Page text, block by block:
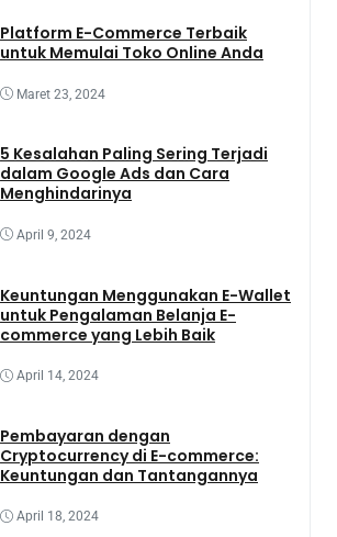
Platform E-Commerce Terbaik
untuk Memulai Toko Online Anda
Maret 23, 2024
5 Kesalahan Paling Sering Terjadi
dalam Google Ads dan Cara
Menghindarinya
April 9, 2024
Keuntungan Menggunakan E-Wallet
untuk Pengalaman Belanja E-
commerce yang Lebih Baik
April 14, 2024
Pembayaran dengan
Cryptocurrency di E-commerce:
Keuntungan dan Tantangannya
April 18, 2024